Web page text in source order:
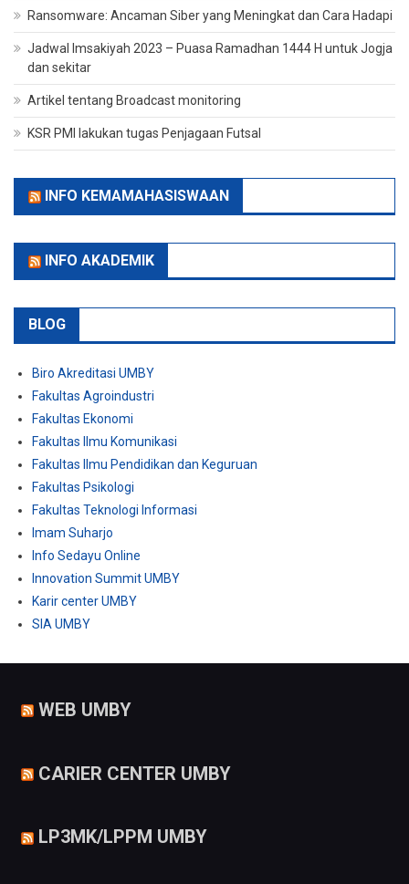
Ransomware: Ancaman Siber yang Meningkat dan Cara Hadapi
Jadwal Imsakiyah 2023 – Puasa Ramadhan 1444 H untuk Jogja
dan sekitar
Artikel tentang Broadcast monitoring
KSR PMI lakukan tugas Penjagaan Futsal
INFO KEMAMAHASISWAAN
INFO AKADEMIK
BLOG
Biro Akreditasi UMBY
Fakultas Agroindustri
Fakultas Ekonomi
Fakultas Ilmu Komunikasi
Fakultas Ilmu Pendidikan dan Keguruan
Fakultas Psikologi
Fakultas Teknologi Informasi
Imam Suharjo
Info Sedayu Online
Innovation Summit UMBY
Karir center UMBY
SIA UMBY
WEB UMBY
CARIER CENTER UMBY
LP3MK/LPPM UMBY